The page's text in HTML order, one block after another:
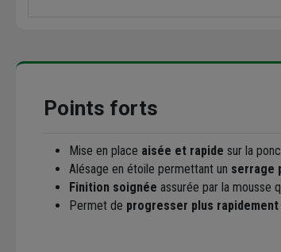
Points forts
Mise en place aisée et rapide sur la
Alésage en étoile permettant un serrage
Finition soignée assurée par la mousse
Permet de progresser plus rapidement